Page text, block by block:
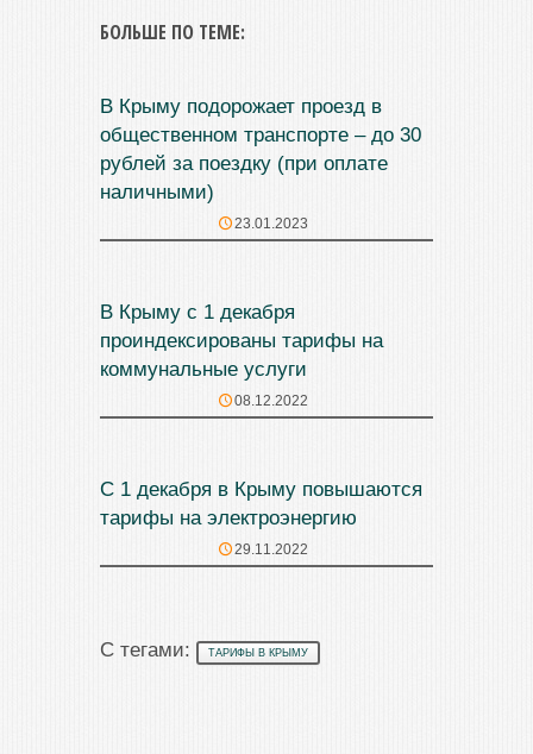
БОЛЬШЕ ПО ТЕМЕ:
В Крыму подорожает проезд в
общественном транспорте – до 30
рублей за поездку (при оплате
наличными)
23.01.2023
В Крыму с 1 декабря
проиндексированы тарифы на
коммунальные услуги
08.12.2022
С 1 декабря в Крыму повышаются
тарифы на электроэнергию
29.11.2022
С тегами: ТАРИФЫ В КРЫМУ